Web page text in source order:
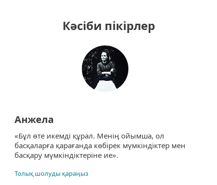
Кәсіби пікірлер
Анжела
«Бұл өте икемді құрал. Менің ойымша, ол
басқаларға қарағанда көбірек мүмкіндіктер мен
басқару мүмкіндіктеріне ие».
Толық шолуды қараңыз